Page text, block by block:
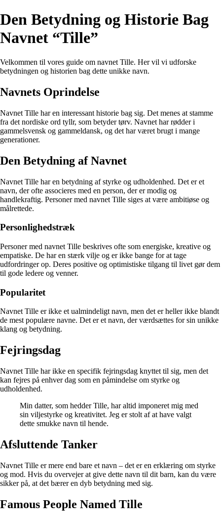
Den Betydning og Historie Bag
Navnet “Tille”
Velkommen til vores guide om navnet Tille. Her vil vi udforske
betydningen og historien bag dette unikke navn.
Navnets Oprindelse
Navnet Tille har en interessant historie bag sig. Det menes at stamme
fra det nordiske ord tyllr, som betyder tørv. Navnet har rødder i
gammelsvensk og gammeldansk, og det har været brugt i mange
generationer.
Den Betydning af Navnet
Navnet Tille har en betydning af styrke og udholdenhed. Det er et
navn, der ofte associeres med en person, der er modig og
handlekraftig. Personer med navnet Tille siges at være ambitiøse og
målrettede.
Personlighedstræk
Personer med navnet Tille beskrives ofte som energiske, kreative og
empatiske. De har en stærk vilje og er ikke bange for at tage
udfordringer op. Deres positive og optimistiske tilgang til livet gør dem
til gode ledere og venner.
Popularitet
Navnet Tille er ikke et ualmindeligt navn, men det er heller ikke blandt
de mest populære navne. Det er et navn, der værdsættes for sin unikke
klang og betydning.
Fejringsdag
Navnet Tille har ikke en specifik fejringsdag knyttet til sig, men det
kan fejres på enhver dag som en påmindelse om styrke og
udholdenhed.
Min datter, som hedder Tille, har altid imponeret mig med
sin viljestyrke og kreativitet. Jeg er stolt af at have valgt
dette smukke navn til hende.
Afsluttende Tanker
Navnet Tille er mere end bare et navn – det er en erklæring om styrke
og mod. Hvis du overvejer at give dette navn til dit barn, kan du være
sikker på, at det bærer en dyb betydning med sig.
Famous People Named Tille